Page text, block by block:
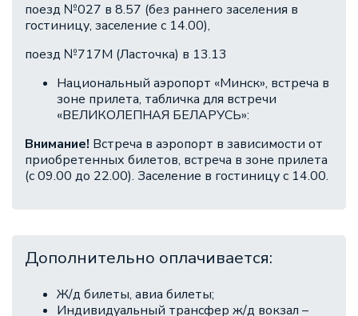
поезд №027 в 8.57 (без раннего заселения в
гостиницу, заселение с 14.00),
поезд №717М (Ласточка) в 13.13
Национальный аэропорт «Минск», встреча в
зоне прилета, табличка для встречи
«ВЕЛИКОЛЕПНАЯ БЕЛАРУСЬ»:
Внимание! Встреча в аэропорт в зависимости от
приобретенных билетов, встреча в зоне прилета
(с 09.00 до 22.00). Заселение в гостиницу с 14.00.
Дополнительно оплачивается:
Ж/д билеты, авиа билеты;
Индивидуальный трансфер ж/д вокзал –